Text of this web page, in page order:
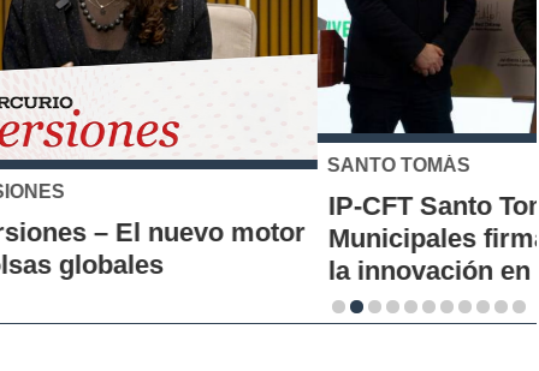
SANTO TOMÁS
IP-CFT Santo Tomás y Red de Hubs
Municipales firman alianza para impulsar
la innovación en los territorios